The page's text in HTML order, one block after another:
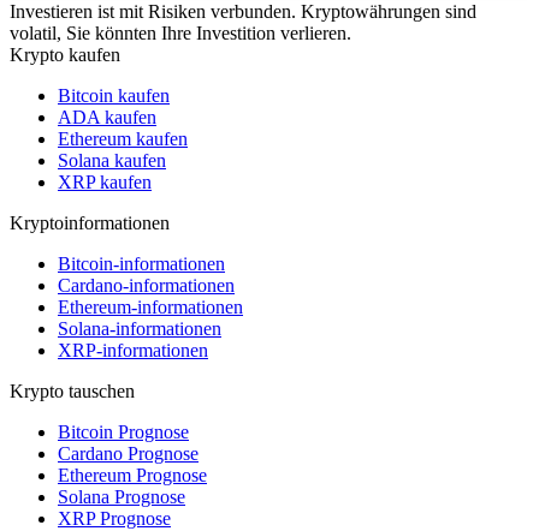
Investieren ist mit Risiken verbunden. Kryptowährungen sind
volatil, Sie könnten Ihre Investition verlieren.
Krypto kaufen
Bitcoin kaufen
ADA kaufen
Ethereum kaufen
Solana kaufen
XRP kaufen
Kryptoinformationen
Bitcoin-informationen
Cardano-informationen
Ethereum-informationen
Solana-informationen
XRP-informationen
Krypto tauschen
Bitcoin Prognose
Cardano Prognose
Ethereum Prognose
Solana Prognose
XRP Prognose